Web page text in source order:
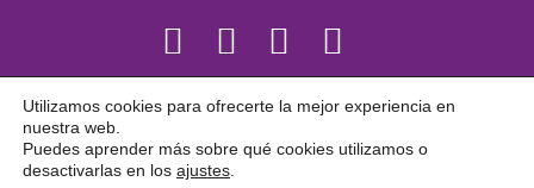
© 2022 Chestertons Atomiun
Aviso legal
Política de privacidad
Utilizamos cookies para ofrecerte la mejor experiencia en
nuestra web.
Puedes aprender más sobre qué cookies utilizamos o
desactivarlas en los ajustes